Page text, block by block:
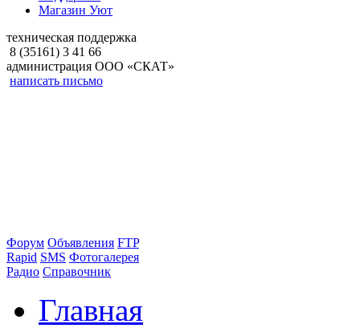
Магазин Уют
техническая поддержка
8 (35161) 3 41 66
администрация ООО «СКАТ»
написать письмо
Форум Объявления FTP
Rapid SMS Фотогалерея
Радио Справочник
Главная